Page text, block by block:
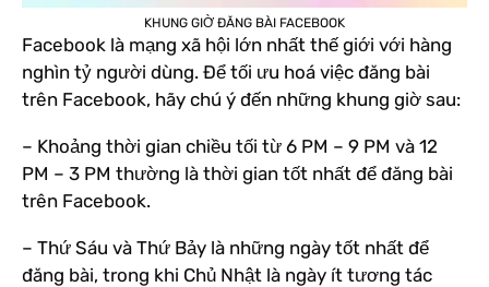
KHUNG GIỜ ĐĂNG BÀI FACEBOOK
Facebook là mạng xã hội lớn nhất thế giới với hàng
nghìn tỷ người dùng. Để tối ưu hoá việc đăng bài
trên Facebook, hãy chú ý đến những khung giờ sau:
– Khoảng thời gian chiều tối từ 6 PM – 9 PM và 12
PM – 3 PM thường là thời gian tốt nhất để đăng bài
trên Facebook.
– Thứ Sáu và Thứ Bảy là những ngày tốt nhất để
đăng bài, trong khi Chủ Nhật là ngày ít tương tác